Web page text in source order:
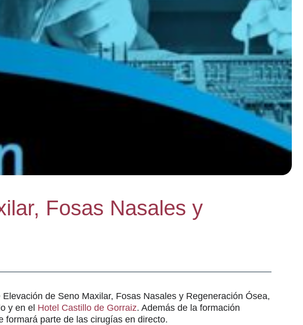
Fosas Nasales y
de Seno Maxilar, Fosas Nasales y Regeneración Ósea,
y en el Hotel Castillo de Gorraiz. Además de la formación
formará parte de las cirugías en directo.